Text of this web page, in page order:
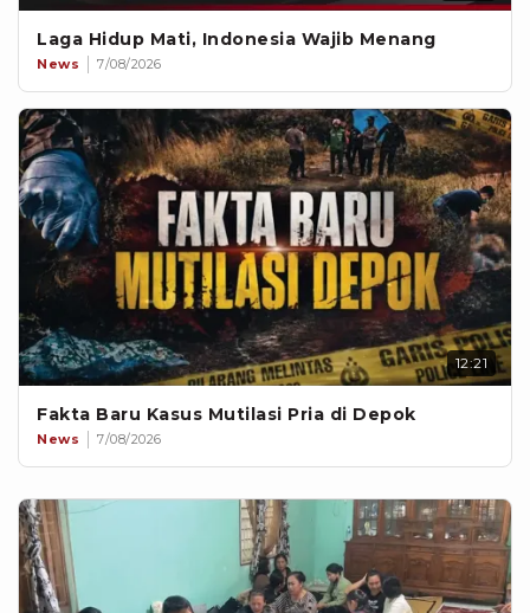
Laga Hidup Mati, Indonesia Wajib Menang
News 7/08/2026
12:21
Fakta Baru Kasus Mutilasi Pria di Depok
News 7/08/2026